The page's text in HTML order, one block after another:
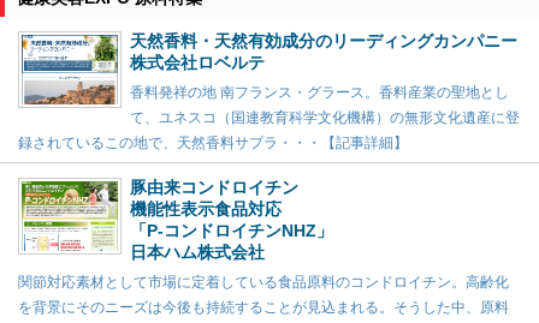
天然香料・天然有効成分のリーディングカンパニー
株式会社ロベルテ
香料発祥の地 南フランス・グラース。香料産業の聖地とし
て、ユネスコ（国連教育科学文化機構）の無形文化遺産に登
録されているこの地で、天然香料サプラ・・・【記事詳細】
豚由来コンドロイチン
機能性表示食品対応
「P-コンドロイチンNHZ」
日本ハム株式会社
関節対応素材として市場に定着している食品原料のコンドロイチン。高齢化
を背景にそのニーズは今後も持続することが見込まれる。そうした中、原料